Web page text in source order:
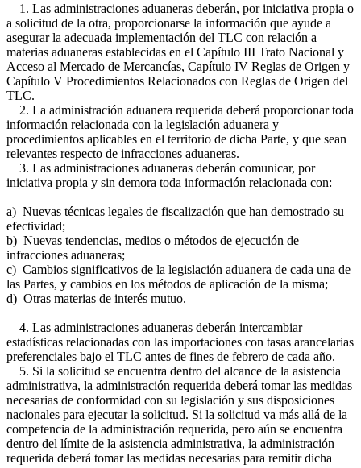
1. Las administraciones aduaneras deberán, por iniciativa propia o
a solicitud de la otra, proporcionarse la información que ayude a
asegurar la adecuada implementación del TLC con relación a
materias aduaneras establecidas en el Capítulo III Trato Nacional y
Acceso al Mercado de Mercancías, Capítulo IV Reglas de Origen y
Capítulo V Procedimientos Relacionados con Reglas de Origen del
TLC.
2. La administración aduanera requerida deberá proporcionar toda
información relacionada con la legislación aduanera y
procedimientos aplicables en el territorio de dicha Parte, y que sean
relevantes respecto de infracciones aduaneras.
3. Las administraciones aduaneras deberán comunicar, por
iniciativa propia y sin demora toda información relacionada con:
a) Nuevas técnicas legales de fiscalización que han demostrado su
efectividad;
b) Nuevas tendencias, medios o métodos de ejecución de
infracciones aduaneras;
c) Cambios significativos de la legislación aduanera de cada una de
las Partes, y cambios en los métodos de aplicación de la misma;
d) Otras materias de interés mutuo.
4. Las administraciones aduaneras deberán intercambiar
estadísticas relacionadas con las importaciones con tasas arancelarias
preferenciales bajo el TLC antes de fines de febrero de cada año.
5. Si la solicitud se encuentra dentro del alcance de la asistencia
administrativa, la administración requerida deberá tomar las medidas
necesarias de conformidad con su legislación y sus disposiciones
nacionales para ejecutar la solicitud. Si la solicitud va más allá de la
competencia de la administración requerida, pero aún se encuentra
dentro del límite de la asistencia administrativa, la administración
requerida deberá tomar las medidas necesarias para remitir dicha